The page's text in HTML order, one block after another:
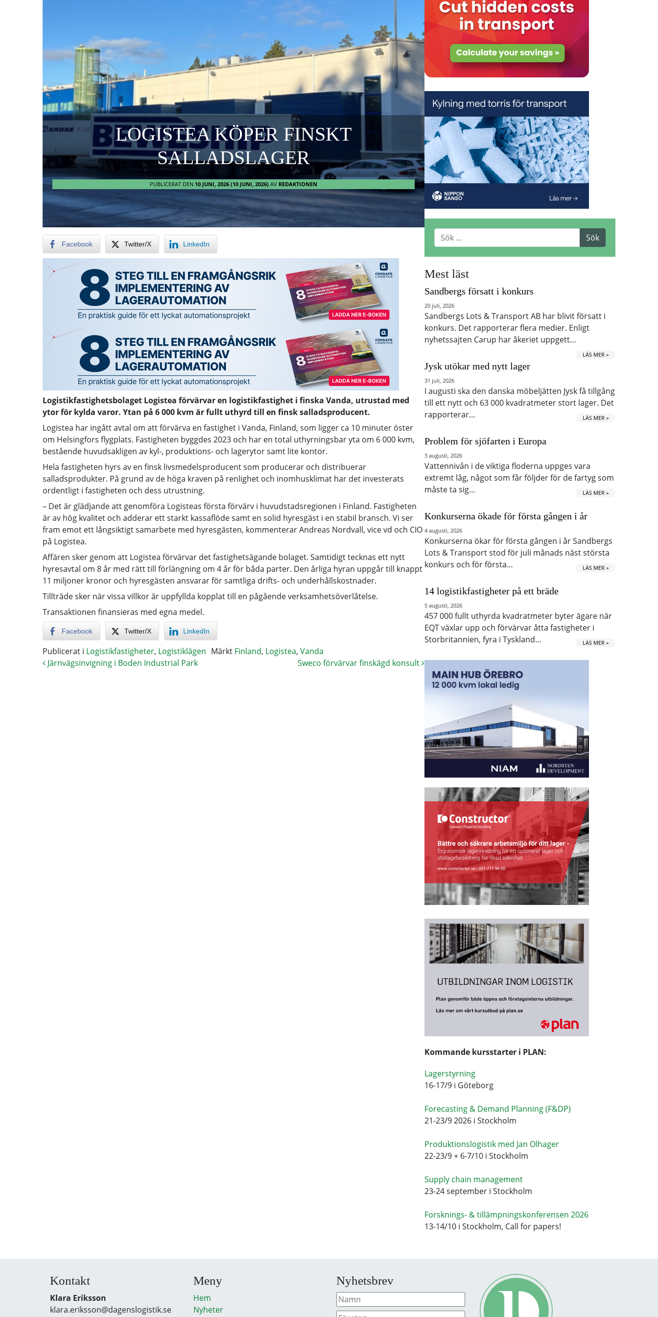
LOGISTEA KÖPER FINSKT
SALLADSLAGER
PUBLICERAT DEN 10 JUNI, 2026 (10 JUNI, 2026) AV REDAKTIONEN
Facebook Twitter/X LinkedIn
Logistikfastighetsbolaget Logistea förvärvar en logistikfastighet i finska Vanda, utrustad med
ytor för kylda varor. Ytan på 6 000 kvm är fullt uthyrd till en finsk salladsproducent.
Logistea har ingått avtal om att förvärva en fastighet i Vanda, Finland, som ligger ca 10 minuter öster
om Helsingfors flygplats. Fastigheten byggdes 2023 och har en total uthyrningsbar yta om 6 000 kvm,
bestående huvudsakligen av kyl-, produktions- och lagerytor samt lite kontor.
Hela fastigheten hyrs av en finsk livsmedelsproducent som producerar och distribuerar
salladsprodukter. På grund av de höga kraven på renlighet och inomhusklimat har det investerats
ordentligt i fastigheten och dess utrustning.
– Det är glädjande att genomföra Logisteas första förvärv i huvudstadsregionen i Finland. Fastigheten
är av hög kvalitet och adderar ett starkt kassaflöde samt en solid hyresgäst i en stabil bransch. Vi ser
fram emot ett långsiktigt samarbete med hyresgästen, kommenterar Andreas Nordvall, vice vd och CIO
på Logistea.
Affären sker genom att Logistea förvärvar det fastighetsägande bolaget. Samtidigt tecknas ett nytt
hyresavtal om 8 år med rätt till förlängning om 4 år för båda parter. Den årliga hyran uppgår till knappt
11 miljoner kronor och hyresgästen ansvarar för samtliga drifts- och underhållskostnader.
Tillträde sker när vissa villkor är uppfyllda kopplat till en pågående verksamhetsöverlåtelse.
Transaktionen finansieras med egna medel.
Facebook Twitter/X LinkedIn
Publicerat i Logistikfastigheter, Logistiklägen Märkt Finland, Logistea, Vanda
Järnvägsinvigning i Boden Industrial Park
Sweco förvärvar finskägd konsult
Mest läst
Sandbergs försatt i konkurs
20 juli, 2026
Sandbergs Lots & Transport AB har blivit försatt i
konkurs. Det rapporterar flera medier. Enligt
nyhetssajten Carup har åkeriet uppgett…
LÄS MER »
Jysk utökar med nytt lager
31 juli, 2026
I augusti ska den danska möbeljätten Jysk få tillgång
till ett nytt och 63 000 kvadratmeter stort lager. Det
rapporterar…
LÄS MER »
Problem för sjöfarten i Europa
3 augusti, 2026
Vattennivån i de viktiga floderna uppges vara
extremt låg, något som får följder för de fartyg som
måste ta sig…
LÄS MER »
Konkurserna ökade för första gången i år
4 augusti, 2026
Konkurserna ökar för första gången i år Sandbergs
Lots & Transport stod för juli månads näst största
konkurs och för första…
LÄS MER »
14 logistikfastigheter på ett bräde
5 augusti, 2026
457 000 fullt uthyrda kvadratmeter byter ägare när
EQT växlar upp och förvärvar åtta fastigheter i
Storbritannien, fyra i Tyskland…
LÄS MER »
Kommande kursstarter i PLAN:
Lagerstyrning
16-17/9 i Göteborg
Forecasting & Demand Planning (F&DP)
21-23/9 2026 i Stockholm
Produktionslogistik med Jan Olhager
22-23/9 + 6-7/10 i Stockholm
Supply chain management
23-24 september i Stockholm
Forsknings- & tillämpningskonferensen 2026
13-14/10 i Stockholm, Call for papers!
Kontakt
Klara Eriksson
klara.eriksson@dagenslogistik.se
Meny
Hem
Nyheter
Nyhetsbrev